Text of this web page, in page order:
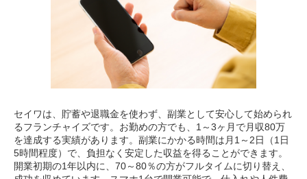
セイワは、貯蓄や退職金を使わず、副業として安心して始められ
るフランチャイズです。お勤めの方でも、1～3ヶ月で月収80万
を達成する実績があります。副業にかかる時間は月1～2日（1日
5時間程度）で、負担なく安定した収益を得ることができます。
開業初期の1年以内に、70～80％の方がフルタイムに切り替え、